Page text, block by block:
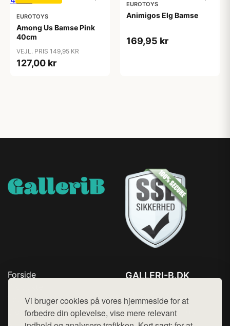
Vi bruger cookies på vores hjemmeside for at
forbedre din oplevelse, vise mere relevant
EUROTOYS
Among Us Bamse Pink
40cm
VEJL. PRIS 149,95 KR
127,00 kr
EUROTOYS
Animigos Elg Bamse
169,95 kr
Forside
Top Rabatter
Blog
GALLERI-B.DK
Mail: hej@want.dk